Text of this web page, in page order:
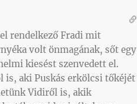
rendelkező Fradi mit
volt önmagának, sőt egy
kiesést szenvedett el.
is, aki Puskás erkölcsi tőkéjét
Vidiről is, akik